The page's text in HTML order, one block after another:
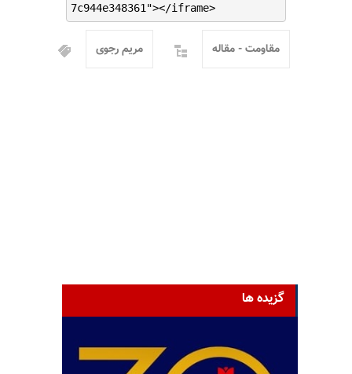
7c944e348361"></iframe>
مریم رجوی مقاومت - مقاله
گزیده ها